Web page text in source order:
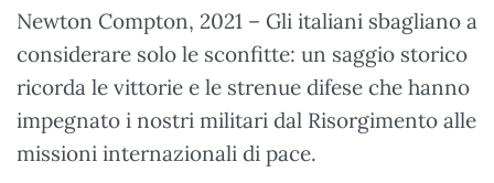
Newton Compton, 2021 – Gli italiani sbagliano a
considerare solo le sconfitte: un saggio storico
ricorda le vittorie e le strenue difese che hanno
impegnato i nostri militari dal Risorgimento alle
missioni internazionali di pace.